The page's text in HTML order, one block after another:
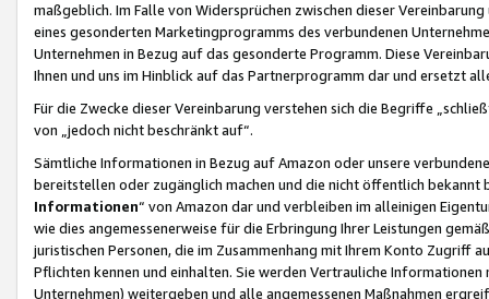
maßgeblich. Im Falle von Widersprüchen zwischen dieser
eines gesonderten Marketingprogramms des verbundenen
Unternehmen in Bezug auf das gesonderte Programm. Diese
Ihnen und uns im Hinblick auf das Partnerprogramm dar und ersetzt
Für die Zwecke dieser Vereinbarung verstehen sich die Begriffe
von „jedoch nicht beschränkt auf“.
Sämtliche Informationen in Bezug auf Amazon oder unsere
bereitstellen oder zugänglich machen und die nicht öffentlich
Informationen“ von Amazon dar und verbleiben im alleinigen
wie dies angemessenerweise für die Erbringung Ihrer Leistungen
juristischen Personen, die im Zusammenhang mit Ihrem Konto
Pflichten kennen und einhalten. Sie werden Vertrauliche
Unternehmen) weitergeben und alle angemessenen Maßnahmen